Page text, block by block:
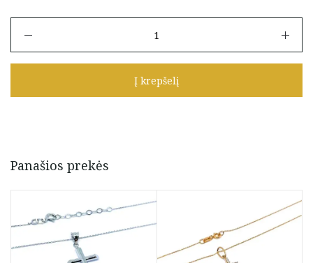
Auksinis
oniksu
Į krepšelį
Panašios prekės